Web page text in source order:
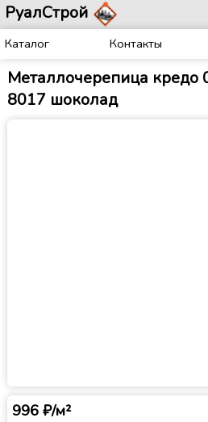
РуалСтрой
Каталог Контакты
Металлочерепица кредо
8017 шоколад
996 ₽/м²